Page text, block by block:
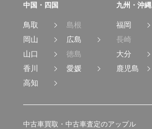
中国・四国
鳥取
島根
岡山
広島
山口
徳島
香川
愛媛
高知
九州・沖縄
福岡
長崎
大分
鹿児島
中古車買取・中古車査定のアップル